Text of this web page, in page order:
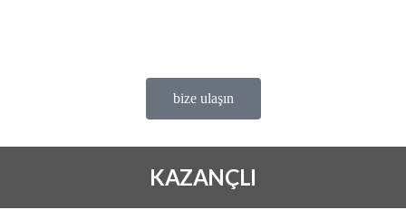
bize ulaşın
KAZANÇLI